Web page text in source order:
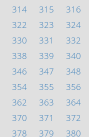
314 315
316
322 323
324
330 331
332
338 339
340
346 347
348
354 355
356
362 363
364
370 371
372
378 379 380